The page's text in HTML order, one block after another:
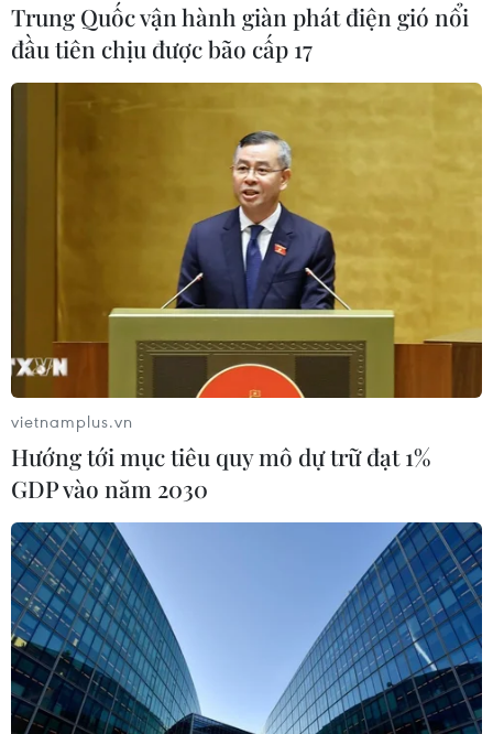
Trung Quốc vận hành giàn phát điện gió nổi
đầu tiên chịu được bão cấp 17
vietnamplus.vn
Hướng tới mục tiêu quy mô dự trữ đạt 1%
GDP vào năm 2030